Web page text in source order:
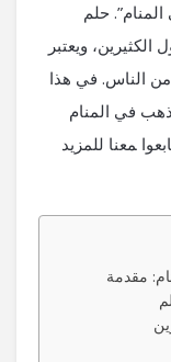
حلم
ويعتبر
الناس. في هذا
في المنام
‍معنا للمزيد
مقدمة